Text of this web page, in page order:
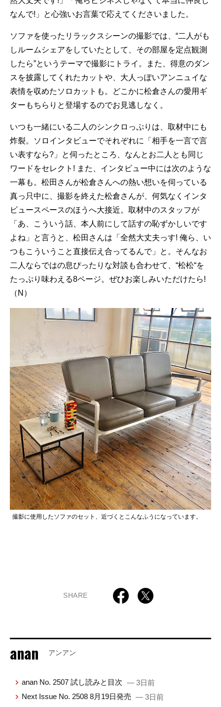
なんで!」と心強いお言葉で応えてくださいました。
ソファを使ったリラックスシーンの撮影では、“二人がも
しルームシェアをしていたとして、その部屋を定点観測
したら”というテーマで撮影にトライ。また、得意のダン
スを披露してくれたカットや、大人っぽいアンニュイな
表情を収めたソロカットも。どこかに松倉さんの愛用ギ
ターもちらりと登場するのでお見逃しなく。
いつも一緒にいる二人のシンクロっぷりは、取材中にも
炸裂。ソロインタビューでそれぞれに「相手を一言で言
い表すなら?」と伺ったところ、なんとお二人とも同じ
ワードをセレクト! また、インタビュー中には次のような
一幕も。松田さんが松倉さんへの熱い想いを伺っている
真っ只中に、撮影を終えた松倉さんが、何気なくインタ
ビュースペースのほうへ大接近。取材中のスタッフが
「あ、こういう話、本人前にして話すの恥ずかしいです
よね」と言うと、松田さんは「全然大丈夫っす! 俺ら、い
つもこういうこと直接伝え合ってるんで」と。そんなお
二人ならではの息ぴったりな対談も合わせて、“松松“を
たっぷり味わえる8ページ。ぜひお楽しみいただけたら!
（N）
撮影に使用したソファのセット、近づくとこんなふうになっています。
SHARE
anan アンアン
anan No. 2507 試し読みと目次 — 3日前
Next Issue No. 2508 8月19日発売 — 3日前